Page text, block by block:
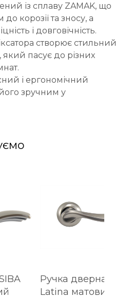
із сплаву ZAMAK, що
корозії та зносу, а
і довговічність.
створює стильний
пасує до різних
і ергономічний
зручним у
Ручка дверна SIBA
Latina матовий